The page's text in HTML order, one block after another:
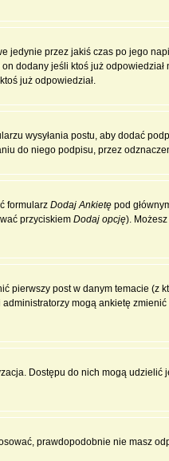
jedynie przez jakiś czas po jego
dodany jeśli ktoś już odpowiedział
już odpowiedział.
wysyłania postu, aby dodać
do niego podpisu, przez
formularz Dodaj Ankietę pod
przyciskiem Dodaj opcję).
pierwszy post w danym temacie (z
mogą ankietę
Dostępu do nich mogą
prawdopodobnie nie masz